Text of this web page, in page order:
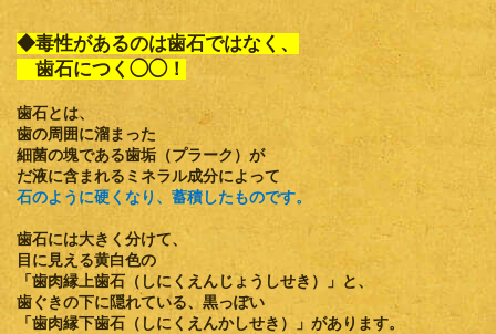
◆毒性があるのは歯石ではなく、
歯石につく◯◯！
歯石とは、
歯の周囲に溜まった
細菌の塊である歯垢（プラーク）が
だ液に含まれるミネラル成分によって
石のように硬くなり、蓄積したものです。
歯石には大きく分けて、
目に見える黄白色の
「歯肉縁上歯石（しにくえんじょうしせき）」 と、
歯ぐきの下に隠れている、黒っぽい
「歯肉縁下歯石（しにくえんかしせき）」 があります。